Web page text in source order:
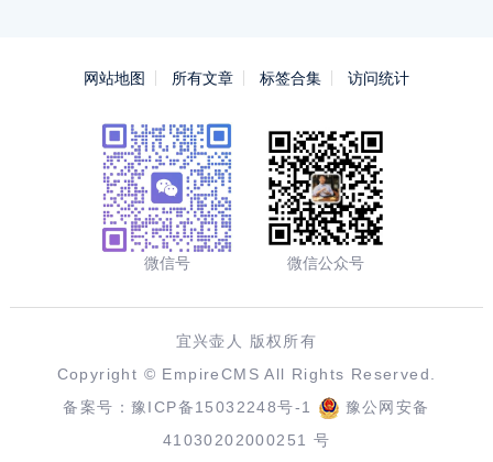
网站地图 所有文章 标签合集 访问统计
微信号 微信公众号
宜兴壶人 版权所有
Copyright © EmpireCMS All Rights Reserved.
备案号：豫ICP备15032248号-1
豫公网安备
41030202000251 号